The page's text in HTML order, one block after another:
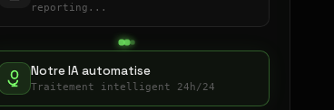
reporting...
Notre IA automatise
Traitement intelligent 24h/24